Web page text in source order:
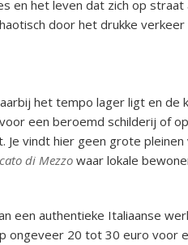
en het leven dat zich op straat
door het drukke
het tempo lager ligt en de
een beroemd schilderij of
Je vindt hier geen grote pleinen
di Mezzowaar lokale
een authentieke Italiaanse
ongeveer 20 tot 30 euro voor